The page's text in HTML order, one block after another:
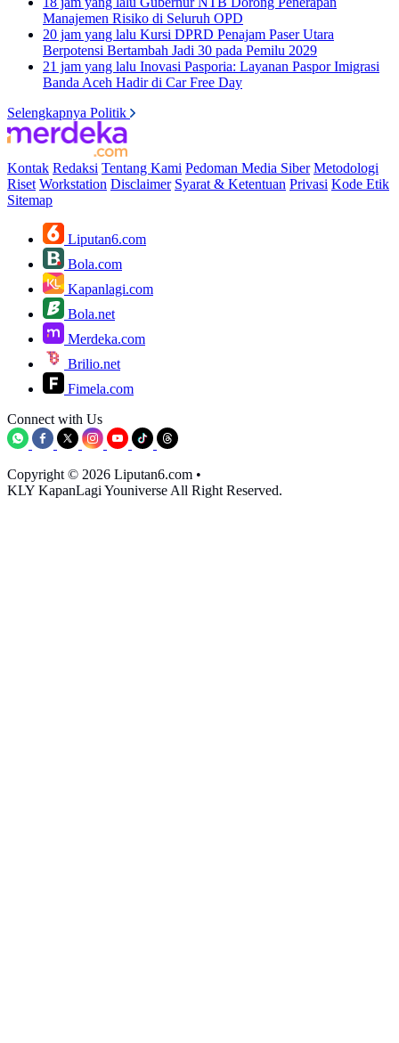
Manajemen Risiko di Seluruh OPD
20 jam yang lalu Kursi DPRD Penajam Paser Utara
Berpotensi Bertambah Jadi 30 pada Pemilu 2029
21 jam yang lalu Inovasi Pasporia: Layanan Paspor Imigrasi
Banda Aceh Hadir di Car Free Day
Selengkapnya Politik
Kontak Redaksi Tentang Kami Pedoman Media Siber Metodologi
Riset Workstation Disclaimer Syarat & Ketentuan Privasi Kode Etik
Sitemap
Liputan6.com
Bola.com
Kapanlagi.com
Bola.net
Merdeka.com
Brilio.net
Fimela.com
Connect with Us
Copyright © 2026 Liputan6.com •
KLY KapanLagi Youniverse All Right Reserved.